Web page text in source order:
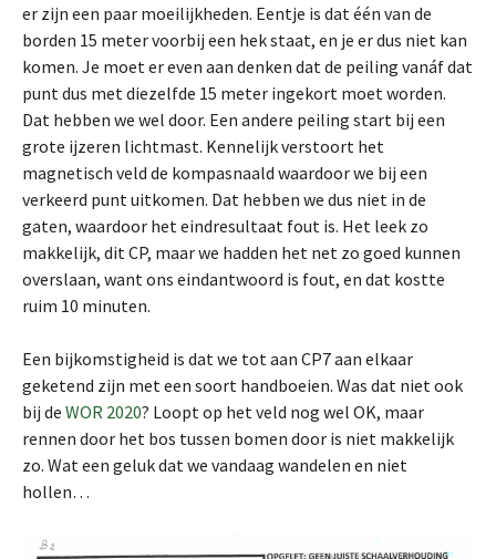
er zijn een paar moeilijkheden. Eentje is dat één van de
borden 15 meter voorbij een hek staat, en je er dus niet kan
komen. Je moet er even aan denken dat de peiling vanáf dat
punt dus met diezelfde 15 meter ingekort moet worden.
Dat hebben we wel door. Een andere peiling start bij een
grote ijzeren lichtmast. Kennelijk verstoort het
magnetisch veld de kompasnaald waardoor we bij een
verkeerd punt uitkomen. Dat hebben we dus niet in de
gaten, waardoor het eindresultaat fout is. Het leek zo
makkelijk, dit CP, maar we hadden het net zo goed kunnen
overslaan, want ons eindantwoord is fout, en dat kostte
ruim 10 minuten.
Een bijkomstigheid is dat we tot aan CP7 aan elkaar
geketend zijn met een soort handboeien. Was dat niet ook
bij de WOR 2020? Loopt op het veld nog wel OK, maar
rennen door het bos tussen bomen door is niet makkelijk
zo. Wat een geluk dat we vandaag wandelen en niet
hollen…